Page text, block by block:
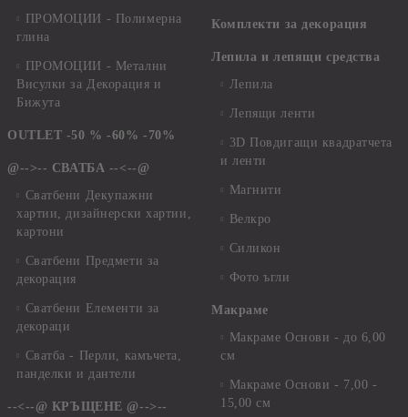
ПРОМОЦИИ - Полимерна
глина
ПРОМОЦИИ - Метални
Висулки за Декорация и
Бижута
OUTLET -50 % -60% -70%
@-->-- СВАТБА --<--@
Сватбени Декупажни
хартии, дизайнерски хартии,
картони
Сватбени Предмети за
декорация
Сватбени Елементи за
декораци
Сватба - Перли, камъчета,
панделки и дантели
--<--@ КРЪЩЕНЕ @-->--
Комплекти за декорация
Лепила и лепящи средства
Лепила
Лепящи ленти
3D Повдигащи квадратчета
и ленти
Магнити
Велкро
Силикон
Фото ъгли
Макраме
Макраме Основи - до 6,00
см
Макраме Основи - 7,00 -
15,00 см